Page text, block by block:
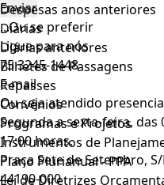
...Ou se preferir
Ligue para nós
75 3245-1448
E-mail
Ou seja atendido
Segunda a sexta-feira, das
17:00 horas.
Praça Sete de Setembro,
44190-000
Despesas anos anteriores
Diárias
Diárias anteriores
Bilhetes de Passagens
Repasses
Convênios
Programas e Projetos
Instrumentos de
Plano Plurianual - PPA
Lei de Diretrizes